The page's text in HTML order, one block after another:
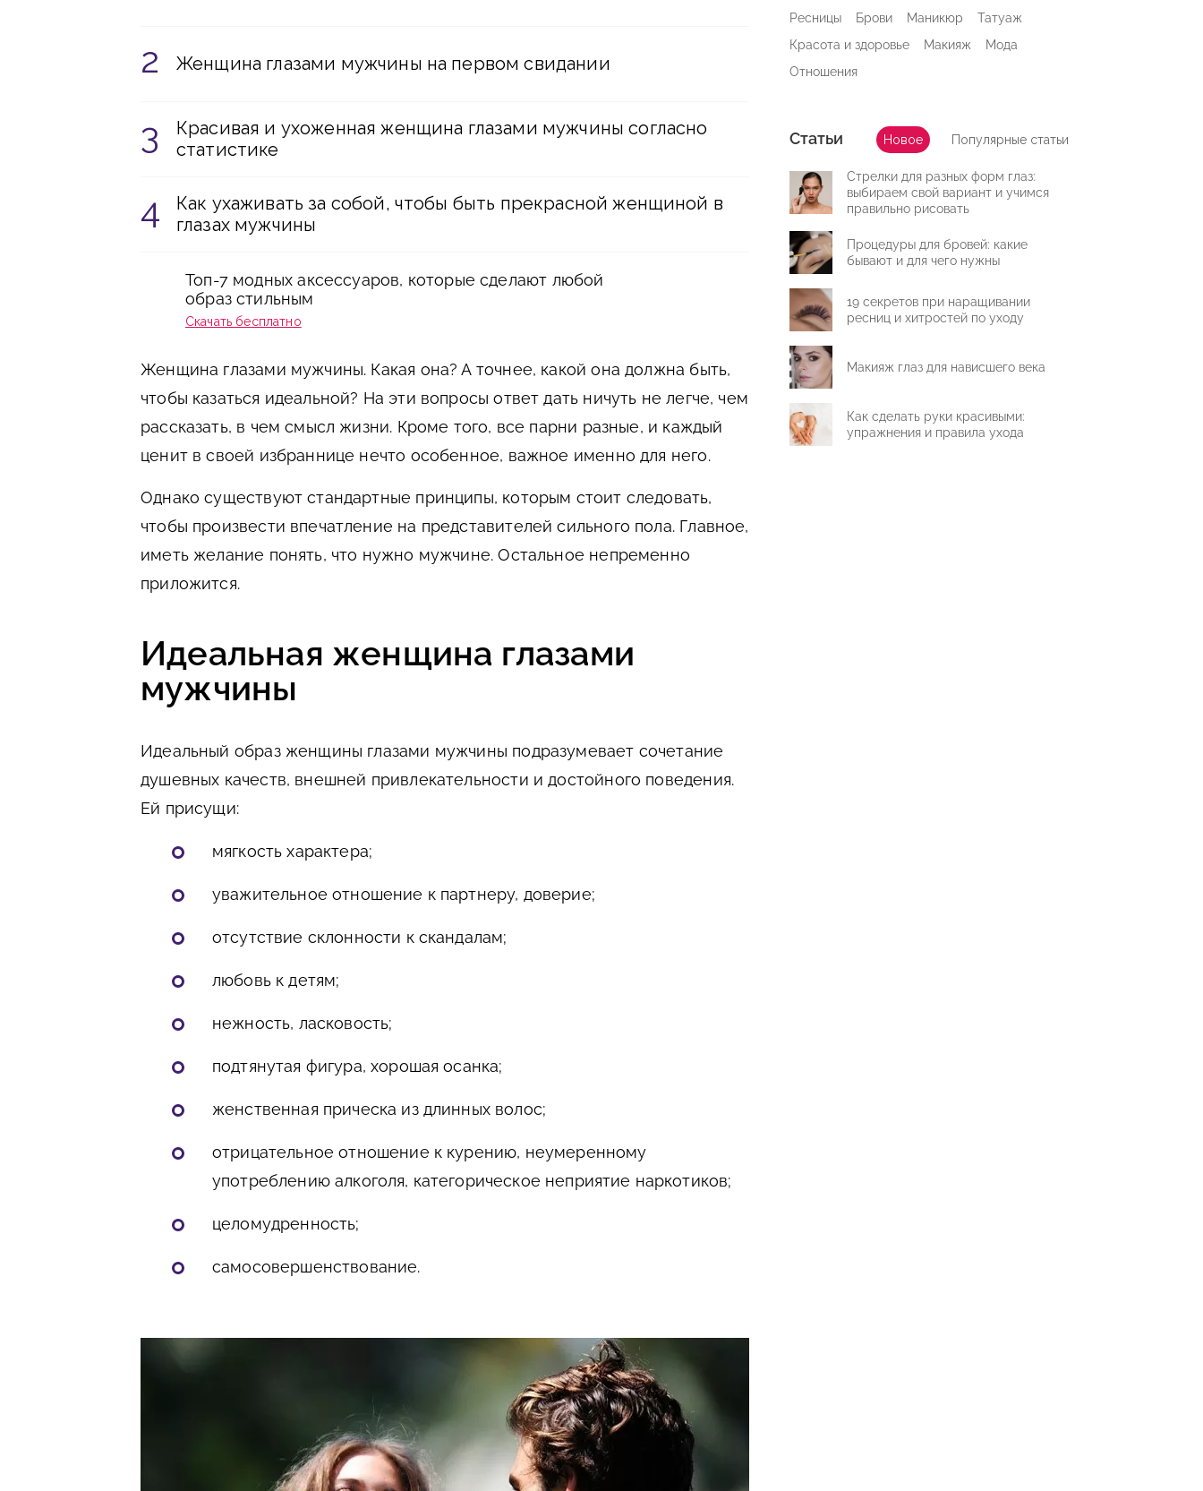
Женщина глазами мужчины на первом свидании
Красивая и ухоженная женщина глазами мужчины согласно
статистике
Как ухаживать за собой, чтобы быть прекрасной женщиной в
глазах мужчины
Топ-7 модных аксессуаров, которые сделают любой
образ стильным
Скачать бесплатно
Женщина глазами мужчины. Какая она? А точнее, какой она должна быть,
чтобы казаться идеальной? На эти вопросы ответ дать ничуть не легче, чем
рассказать, в чем смысл жизни. Кроме того, все парни разные, и каждый
ценит в своей избраннице нечто особенное, важное именно для него.
Однако существуют стандартные принципы, которым стоит следовать,
чтобы произвести впечатление на представителей сильного пола. Главное,
иметь желание понять, что нужно мужчине. Остальное непременно
приложится.
Идеальная женщина глазами
мужчины
Идеальный образ женщины глазами мужчины подразумевает сочетание
душевных качеств, внешней привлекательности и достойного поведения.
Ей присущи:
мягкость характера;
уважительное отношение к партнеру, доверие;
отсутствие склонности к скандалам;
любовь к детям;
нежность, ласковость;
подтянутая фигура, хорошая осанка;
женственная прическа из длинных волос;
отрицательное отношение к курению, неумеренному
употреблению алкоголя, категорическое неприятие наркотиков;
целомудренность;
самосовершенствование.
Ресницы Брови Маникюр
Татуаж
Красота и здоровье
Макияж
Мода
Отношения
Статьи Новое Популярные статьи
Стрелки для разных форм глаз:
выбираем свой вариант и учимся
правильно рисовать
Процедуры для бровей: какие
бывают и для чего нужны
19 секретов при наращивании
ресниц и хитростей по уходу
Макияж глаз для нависшего века
Как сделать руки красивыми:
упражнения и правила ухода